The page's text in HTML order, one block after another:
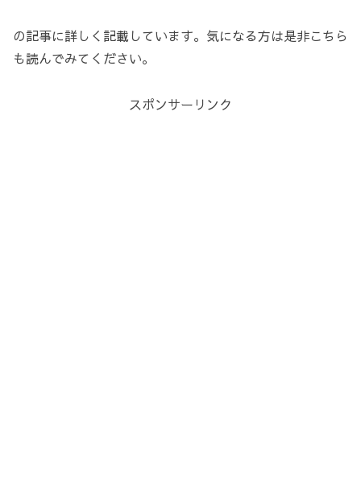
の記事に詳しく記載しています。気になる方は是非こちら
も読んでみてください。
スポンサーリンク